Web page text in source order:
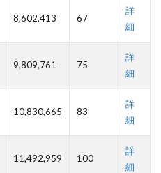
8,602,413 67
詳
細
9,809,761 75
詳
細
10,830,665 83
詳
細
11,492,959 100
詳
細